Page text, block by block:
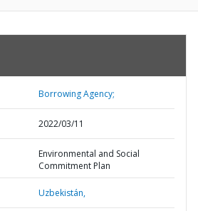
Borrowing Agency;
2022/03/11
Environmental and Social
Commitment Plan
Uzbekistán,